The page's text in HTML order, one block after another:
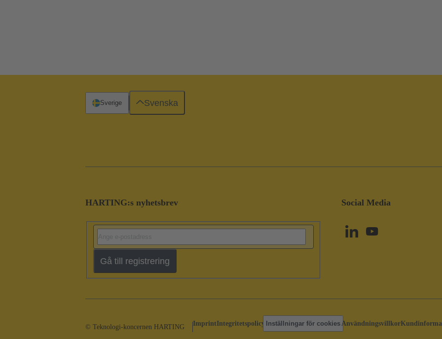
HARTING:s nyhetsbrev
Gå till registrering
Social Media
Sverige Svenska
© Teknologi-koncernen HARTING ImprintIntegritetspolicy Inställningar för cookiesAnvändningsvillkor